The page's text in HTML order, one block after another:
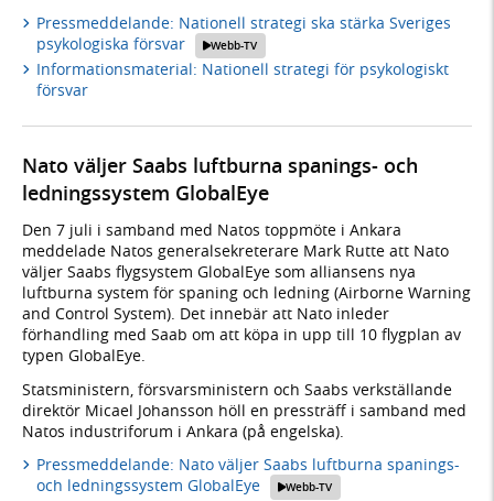
Pressmeddelande: Nationell strategi ska stärka Sveriges
psykologiska försvar
Webb-TV
Informationsmaterial: Nationell strategi för psykologiskt
försvar
Nato väljer Saabs luftburna spanings- och
ledningssystem GlobalEye
Den 7 juli i samband med Natos toppmöte i Ankara
meddelade Natos generalsekreterare Mark Rutte att Nato
väljer Saabs flygsystem GlobalEye som alliansens nya
luftburna system för spaning och ledning (Airborne Warning
and Control System). Det innebär att Nato inleder
förhandling med Saab om att köpa in upp till 10 flygplan av
typen GlobalEye.
Statsministern, försvarsministern och Saabs verkställande
direktör Micael Johansson höll en pressträff i samband med
Natos industriforum i Ankara (på engelska).
Pressmeddelande: Nato väljer Saabs luftburna spanings-
och ledningssystem GlobalEye
Webb-TV